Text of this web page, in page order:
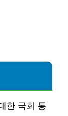
한 국회 통